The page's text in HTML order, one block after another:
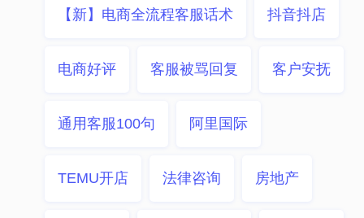
【新】电商全流程客服话术 抖音抖店
电商好评 客服被骂回复 客户安抚
通用客服100句 阿里国际
TEMU开店 法律咨询 房地产